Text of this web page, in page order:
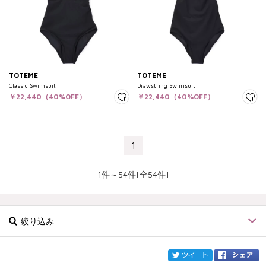
TOTEME
Classic Swimsuit
￥22,440（40%OFF）
TOTEME
Drawstring Swimsuit
￥22,440（40%OFF）
1
1件～54件[全54件]
絞り込み